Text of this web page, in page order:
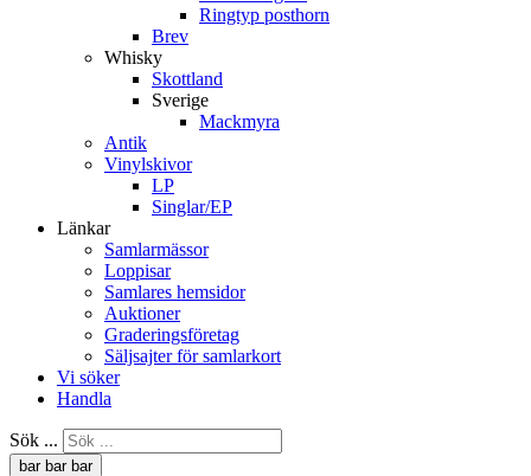
Ringtyp posthorn
Brev
Whisky
Skottland
Sverige
Mackmyra
Antik
Vinylskivor
LP
Singlar/EP
Länkar
Samlarmässor
Loppisar
Samlares hemsidor
Auktioner
Graderingsföretag
Säljsajter för samlarkort
Vi söker
Handla
Sök ...
bar bar bar